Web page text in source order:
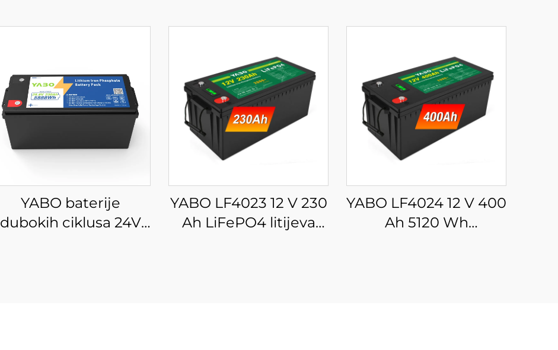
YABO baterije
dubokih ciklusa 24V
YABO LF4023 12 V 230
Ah LiFePO4 litijeva
YABO LF4024 12 V 400
Ah 5120 Wh